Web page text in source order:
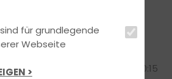
THEORIEKURS
am 09.11.2026
bis Donnerstag und 2. Woche
jeweils von 17:00 Uhr bis 20:15
für grundlegende
Webseite
>